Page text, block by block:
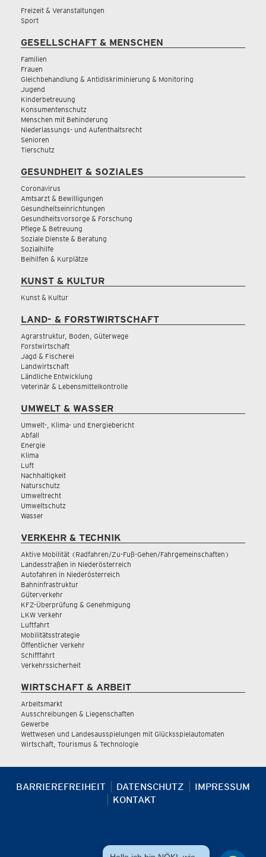
Freizeit & Veranstaltungen
Sport
GESELLSCHAFT & MENSCHEN
Familien
Frauen
Gleichbehandlung & Antidiskriminierung & Monitoring
Jugend
Kinderbetreuung
Konsumentenschutz
Menschen mit Behinderung
Niederlassungs- und Aufenthaltsrecht
Senioren
Tierschutz
GESUNDHEIT & SOZIALES
Coronavirus
Amtsarzt & Bewilligungen
Gesundheitseinrichtungen
Gesundheitsvorsorge & Forschung
Pflege & Betreuung
Soziale Dienste & Beratung
Sozialhilfe
Beihilfen & Kurplätze
KUNST & KULTUR
Kunst & Kultur
LAND- & FORSTWIRTSCHAFT
Agrarstruktur, Boden, Güterwege
Forstwirtschaft
Jagd & Fischerei
Landwirtschaft
Ländliche Entwicklung
Veterinär & Lebensmittelkontrolle
UMWELT & WASSER
Umwelt-, Klima- und Energiebericht
Abfall
Energie
Klima
Luft
Nachhaltigkeit
Naturschutz
Umweltrecht
Umweltschutz
Wasser
VERKEHR & TECHNIK
Aktive Mobilität (Radfahren/Zu-Fuß-Gehen/Fahrgemeinschaften)
Landesstraßen in Niederösterreich
Autofahren in Niederösterreich
Bahninfrastruktur
Güterverkehr
KFZ-Überprüfung & Genehmigung
LKW Verkehr
Luftfahrt
Mobilitätsstrategie
Öffentlicher Verkehr
Schifffahrt
Verkehrssicherheit
WIRTSCHAFT & ARBEIT
Arbeitsmarkt
Ausschreibungen & Liegenschaften
Gewerbe
Wettwesen und Landesausspielungen mit Glücksspielautomaten
Wirtschaft, Tourismus & Technologie
BARRIEREFREIHEIT DATENSCHUTZ
IMPRESSUM
KONTAKT